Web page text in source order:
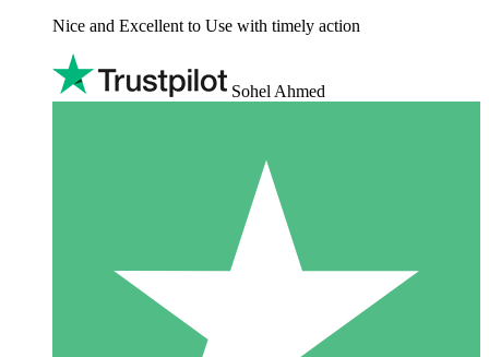
Nice and Excellent to Use with timely action
Sohel Ahmed